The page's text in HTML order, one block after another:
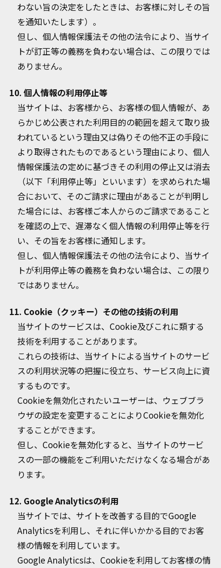
わない旨の決定をしたときは、お客様に対しその旨
を通知いたします）。
但し、個人情報保護法その他の法令により、当サイ
トが訂正等の義務を負わない場合は、この限りでは
ありません。
10. 個人情報の利用停止等
当サイトは、お客様から、お客様の個人情報が、あ
らかじめ公表された利用目的の範囲を超えて取り扱
われているという理由又は偽りその他不正の手段に
より取得されたものであるという理由により、個人
情報保護法の定めに基づきその利用の停止又は消去
（以下「利用停止等」といいます）を求められた場
合において、そのご請求に理由があることが判明し
た場合には、お客様ご本人からのご請求であること
を確認の上で、遅滞なく個人情報の利用停止等を行
い、その旨をお客様に通知します。
但し、個人情報保護法その他の法令により、当サイ
トが利用停止等の義務を負わない場合は、この限り
ではありません。
11. Cookie（クッキー）その他の技術の利用
当サイトのサービスは、Cookie及びこれに類する
技術を利用することがあります。
これらの技術は、当サイトによる当サイトのサービ
スの利用状況等の把握に役立ち、サービス向上に資
するものです。
Cookieを無効化されたいユーザーは、ウェブブラ
ウザの設定を変更することによりCookieを無効化
することができます。
但し、Cookieを無効化すると、当サイトのサービ
スの一部の機能をご利用いただけなくなる場合があ
ります。
12. Google Analyticsの利用
当サイトでは、サイトを改善する目的でGoogle
Analyticsを利用し、それに伴いかかる目的でお客
様の情報を利用しています。
Google Analyticsは、Cookieを利用してお客様の情